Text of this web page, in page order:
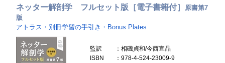
ネッター解剖学 フルセット版［電子書籍付］
原書第7
版
アトラス・別冊学習の手引き・Bonus Plates
監訳
：相磯貞和/今西宣晶
ISBN
：978-4-524-23009-9